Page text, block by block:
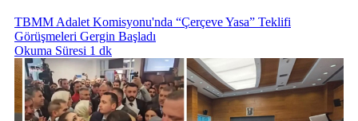
TBMM Adalet Komisyonu'nda “Çerçeve Yasa” Teklifi
Görüşmeleri Gergin Başladı
Okuma Süresi 1 dk